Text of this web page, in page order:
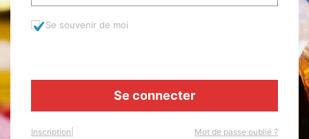
Se souvenir de moi
Inscription Mot de passe oublié ?